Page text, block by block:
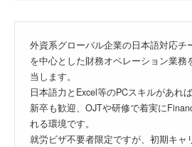
外資系グローバル企業の日本語対応チ
を中心とした財務オペレーション業務
当します。
日本語力とExcel等のPCスキルがあれ
新卒も歓迎、OJTや研修で着実に
れる環境です。
就労ビザ不要者限定ですが、初期キャ